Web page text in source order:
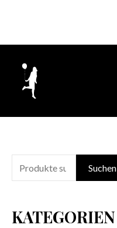
springen
u
h
Suchen
KATEGORIEN